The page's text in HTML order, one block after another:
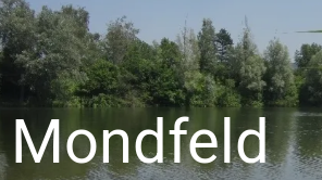
Mondfeld